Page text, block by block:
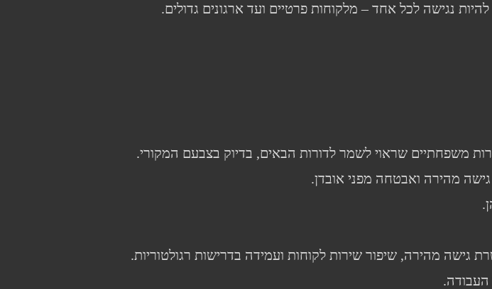
משפחתיים שראוי לשמר לדורות הבאים, בדיוק בצבעם המקורי.
מהירה ואבטחה מפני אובדן.
גישה מהירה, שיפור שירות לקוחות ועמידה בדרישות רגולטוריות.
העבודה.